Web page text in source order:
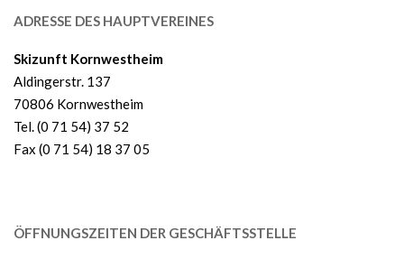
ADRESSE DES HAUPTVEREINES
Skizunft Kornwestheim
Aldingerstr. 137
70806 Kornwestheim
Tel. (0 71 54) 37 52
Fax (0 71 54) 18 37 05
ÖFFNUNGSZEITEN DER GESCHÄFTSSTELLE